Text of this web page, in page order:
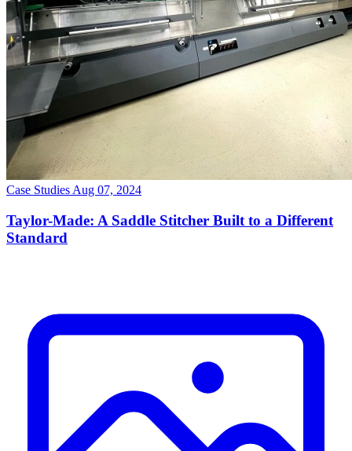
Case Studies Aug 07, 2024
Taylor-Made: A Saddle Stitcher Built to a Different
Standard